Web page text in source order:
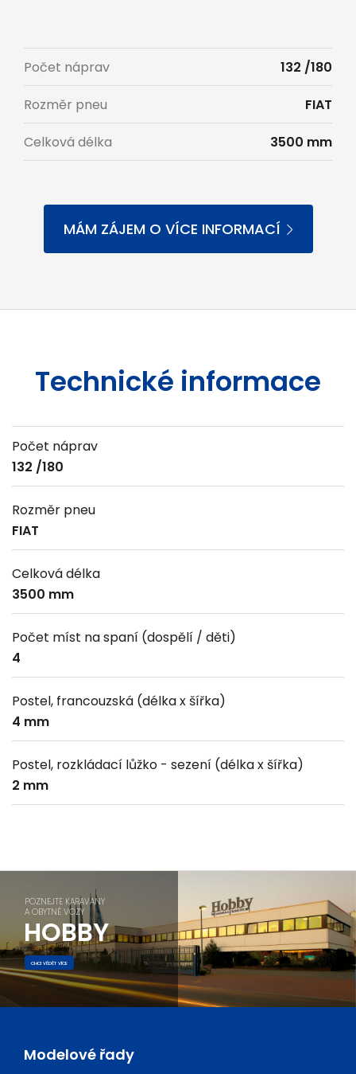
Počet náprav 132 /180
Rozměr pneu FIAT
Celková délka 3500 mm
MÁM ZÁJEM O VÍCE INFORMACÍ
Technické informace
Počet náprav
132 /180
Rozměr pneu
FIAT
Celková délka
3500 mm
Počet míst na spaní (dospělí / děti)
4
Postel, francouzská (délka x šířka)
4 mm
Postel, rozkládací lůžko - sezení (délka x šířka)
2 mm
POZNEJTE KARAVANY
A OBYTNÉ VOZY
HOBBY
CHCI VĚDĚT VÍCE
Modelové řady